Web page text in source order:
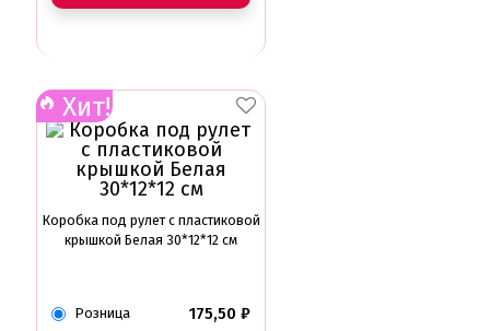
Хит!
Коробка под рулет с пластиковой
крышкой Белая 30*12*12 см
Розница 175,50 ₽